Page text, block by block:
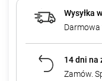
Wysyłka
Darmowa
14 dni na
Zamów.